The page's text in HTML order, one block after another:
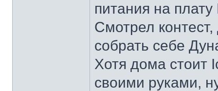
питания на
Смотрел
собрать себе
Хотя дома стоит
своими руками,